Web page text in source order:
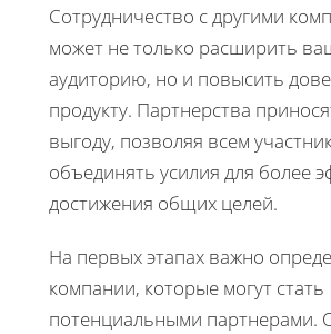
Сотрудничество с другими
может не только расширить
аудиторию, но и повысить
продукту. Партнерства
выгоду, позволяя всем
объединять усилия для более
достижения общих целей.
На первых этапах важно
компании, которые могут стать
потенциальными партнерами.